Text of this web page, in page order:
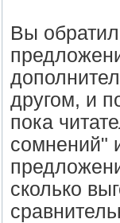
Вы
другом, и
пока
сомнений"
сколько